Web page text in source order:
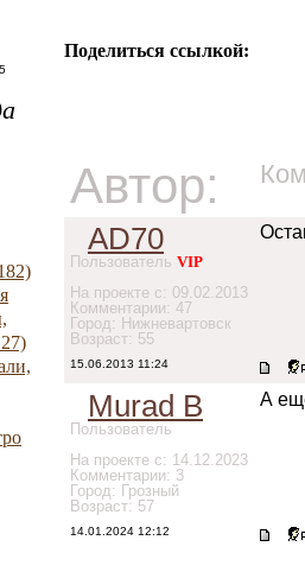
Поделиться ссылкой:
Автор:
AD70
Пользователь VIP
На проекте с: 09.02.2013
Комментарии: 47
Город: Нижневартовск
Возраст: 55
15.06.2013 11:24
Murad B
Пользователь
На проекте с: 14.12.2023
Комментарии: 3
Город: Грозный
Возраст: 57
А
14.01.2024 12:12